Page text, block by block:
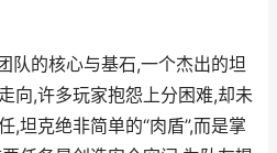
队的核心与基石,一个杰出的坦
向,许多玩家抱怨上分困难,却未
,坦克绝非简单的“肉盾”,而是掌